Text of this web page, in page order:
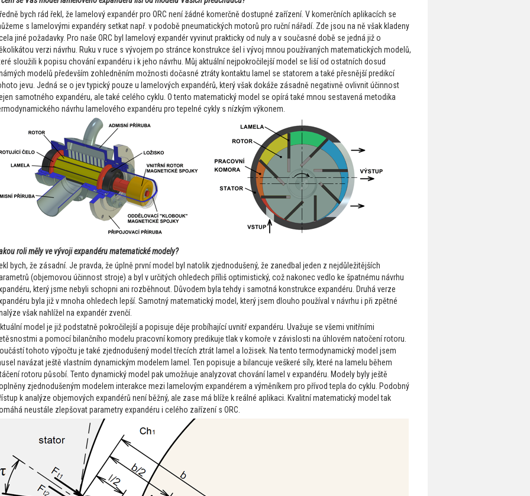
bych rád řekl, že lamelový expandér pro ORC není žádné komerčně dostupné zařízení. V komerčních aplikacích se
s lamelovými expandéry setkat např. v podobě pneumatických motorů pro ruční nářadí. Zde jsou na ně však kladeny
jiné požadavky. Pro naše ORC byl lamelový expandér vyvinut prakticky od nuly a v současné době se jedná již o
verzi návrhu. Ruku v ruce s vývojem po stránce konstrukce šel i vývoj mnou používaných matematických modelů,
sloužili k popisu chování expandéru i k jeho návrhu. Můj aktuální nejpokročilejší model se liší od ostatních dosud
modelů především zohledněním možnosti dočasné ztráty kontaktu lamel se statorem a také přesnější predikcí
jevu. Jedná se o jev typický pouze u lamelových expandérů, který však dokáže zásadně negativně ovlivnit účinnost
samotného expandéru, ale také celého cyklu. O tento matematický model se opírá také mnou sestavená metodika
návrhu lamelového expandéru pro tepelné cykly s nízkým výkonem.
roli měly ve vývoji expandéru matematické modely?
bych, že zásadní. Je pravda, že úplně první model byl natolik zjednodušený, že zanedbal jeden z nejdůležitějších
(objemovou účinnost stroje) a byl v určitých ohledech příliš optimistický, což nakonec vedlo ke špatnému návrhu
který jsme nebyli schopni ani rozběhnout. Důvodem byla tehdy i samotná konstrukce expandéru. Druhá verze
byla již v mnoha ohledech lepší. Samotný matematický model, který jsem dlouho používal v návrhu i při zpětné
však nahlížel na expandér zvenčí.
model je již podstatně pokročilejší a popisuje děje probíhající uvnitř expandéru. Uvažuje se všemi vnitřními
a pomocí bilančního modelu pracovní komory predikuje tlak v komoře v závislosti na úhlovém natočení rotoru.
tohoto výpočtu je také zjednodušený model třecích ztrát lamel a ložisek. Na tento termodynamický model jsem
navázat ještě vlastním dynamickým modelem lamel. Ten popisuje a bilancuje veškeré síly, které na lamelu během
rotoru působí. Tento dynamický model pak umožňuje analyzovat chování lamel v expandéru. Modely byly ještě
zjednodušeným modelem interakce mezi lamelovým expandérem a výměníkem pro přívod tepla do cyklu. Podobný
k analýze objemových expandérů není běžný, ale zase má blíže k reálné aplikaci. Kvalitní matematický model tak
neustále zlepšovat parametry expandéru i celého zařízení s ORC.